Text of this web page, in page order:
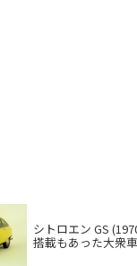
シトロエン GS
搭載もあった大衆車